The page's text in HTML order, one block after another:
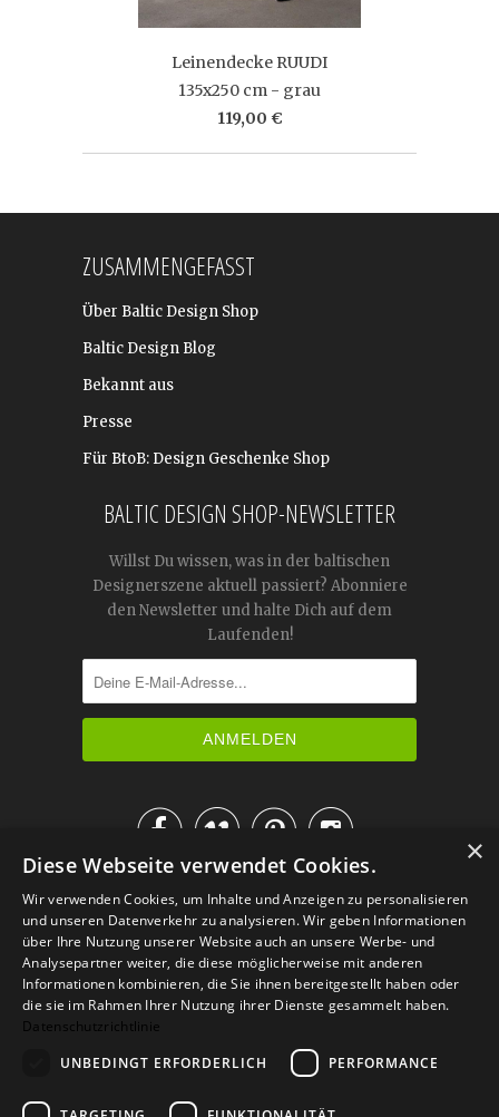
Leinendecke RUUDI
135x250 cm - grau
119,00 €
ZUSAMMENGEFASST
Über Baltic Design Shop
Baltic Design Blog
Bekannt aus
Presse
Für BtoB: Design Geschenke Shop
BALTIC DESIGN SHOP-NEWSLETTER
Willst Du wissen, was in der baltischen
Designerszene aktuell passiert? Abonniere
den Newsletter und halte Dich auf dem
Laufenden!

IM KATALOG BLÄTTERN
×
Diese Webseite verwendet Cookies.
Wir verwenden Cookies, um Inhalte und Anzeigen zu personalisieren
und unseren Datenverkehr zu analysieren. Wir geben Informationen
über Ihre Nutzung unserer Website auch an unsere Werbe- und
Analysepartner weiter, die diese möglicherweise mit anderen
Informationen kombinieren, die Sie ihnen bereitgestellt haben oder
die sie im Rahmen Ihrer Nutzung ihrer Dienste gesammelt haben.
Datenschutzrichtlinie
UNBEDINGT ERFORDERLICH
PERFORMANCE